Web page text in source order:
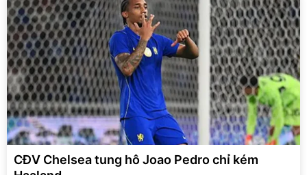
CĐV Chelsea tung hô Joao Pedro chỉ kém